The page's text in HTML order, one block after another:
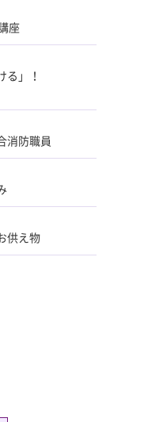
座
る」！
消防職員
供え物